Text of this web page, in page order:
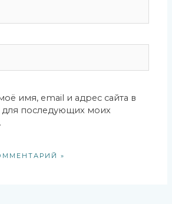
имя, email и адрес сайта в
для последующих моих